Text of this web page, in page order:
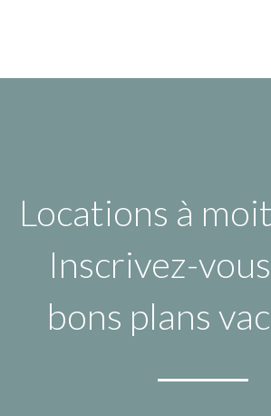
Locations à
Inscrivez-
bons plans